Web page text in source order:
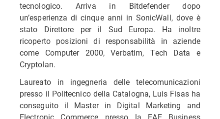
tecnologico. Arriva in Bitdefender dopo
un’esperienza di cinque anni in SonicWall, dove è
stato Direttore per il Sud Europa. Ha inoltre
ricoperto posizioni di responsabilità in aziende
come Computer 2000, Verbatim, Tech Data e
Cryptolan.
Laureato in ingegneria delle telecomunicazioni
presso il Politecnico della Catalogna, Luis Fisas ha
conseguito il Master in Digital Marketing and
Electronic Commerce presso la EAE Business